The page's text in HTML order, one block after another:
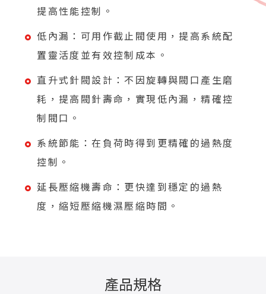
提高性能控制。
低內漏：可用作截止閥使用，提高系統配
置靈活度並有效控制成本。
直升式針閥設計：不因旋轉與閥口產生磨
耗，提高閥針壽命，實現低內漏，精確控
制閥口。
系統節能：在負荷時得到更精確的過熱度
控制。
延長壓縮機壽命：更快達到穩定的過熱
度，縮短壓縮機濕壓縮時間。
產品規格